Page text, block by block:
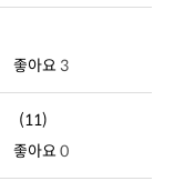
좋아요 3
(11)
좋아요 0